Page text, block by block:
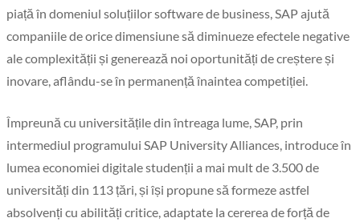
piață în domeniul soluțiilor software de business, SAP ajută
companiile de orice dimensiune să diminueze efectele negative
ale complexității și generează noi oportunități de creștere și
inovare, aflându-se în permanență înaintea competiției.
Împreună cu universitățile din întreaga lume, SAP, prin
intermediul programului SAP University Alliances, introduce în
lumea economiei digitale studenții a mai mult de 3.500 de
universități din 113 țări, și își propune să formeze astfel
absolvenți cu abilități critice, adaptate la cererea de forță de